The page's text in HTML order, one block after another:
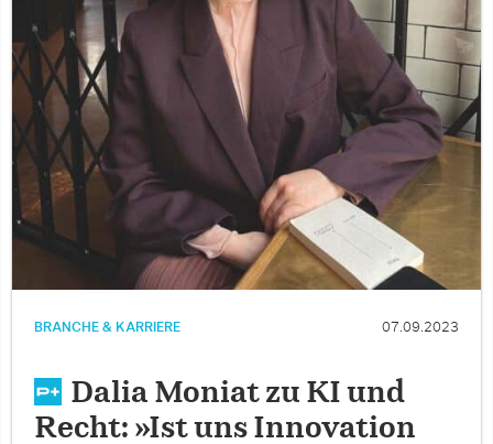
BRANCHE & KARRIERE 07.09.2023
Dalia Moniat zu KI und
Recht: »Ist uns Innovation